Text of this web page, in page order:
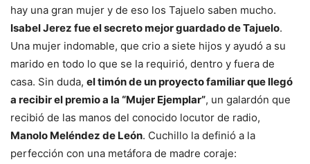
hay una gran mujer y de eso los Tajuelo saben mucho.
Isabel Jerez fue el secreto mejor guardado de Tajuelo.
Una mujer indomable, que crio a siete hijos y ayudó a su
marido en todo lo que se la requirió, dentro y fuera de
casa. Sin duda, el timón de un proyecto familiar que llegó
a recibir el premio a la “Mujer Ejemplar”, un galardón que
recibió de las manos del conocido locutor de radio,
Manolo Meléndez de León. Cuchillo la definió a la
perfección con una metáfora de madre coraje: